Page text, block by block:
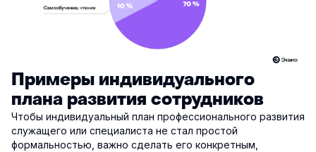
Примеры индивидуального
плана развития сотрудников
Чтобы индивидуальный план профессионального развития
служащего или специалиста не стал простой
формальностью, важно сделать его конкретным,